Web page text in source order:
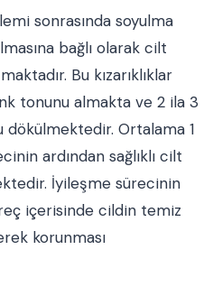
sonrasında soyulma
bağlı olarak cilt
Bu kızarıklıklar
tonunu almakta ve 2 ila 3
Ortalama 1
ardından sağlıklı cilt
İyileşme sürecinin
içerisinde cildin temiz
korunması